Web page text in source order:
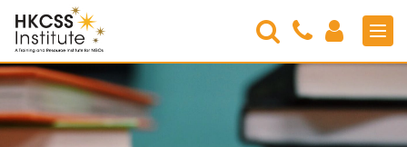
HKCSS
Institute
Search
Contact
Us
Login